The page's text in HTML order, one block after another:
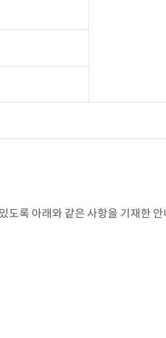
록 아래와 같은 사항을 기재한